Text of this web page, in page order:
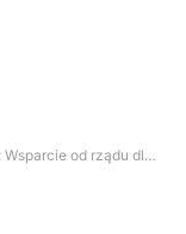
rządu dla kogo i w jakiej wysokości?